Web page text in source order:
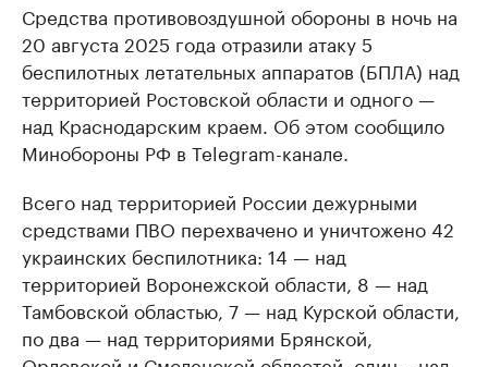
Средства противовоздушной обороны в ночь на
20 августа 2025 года отразили атаку 5
беспилотных летательных аппаратов (БПЛА) над
территорией Ростовской области и одного —
над Краснодарским краем. Об этом сообщило
Минобороны РФ в Telegram-канале.
Всего над территорией России дежурными
средствами ПВО перехвачено и уничтожено 42
украинских беспилотника: 14 — над
территорией Воронежской области, 8 — над
Тамбовской областью, 7 — над Курской области,
по два — над территориями Брянской,